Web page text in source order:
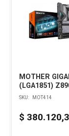
MOTHER
(LGA1851)
SKU: MOT414
$